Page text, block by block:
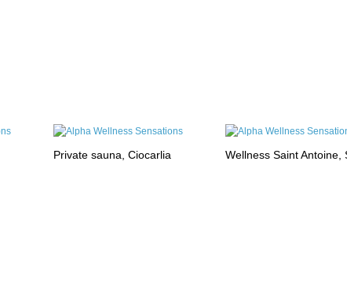
Private sauna, Ciocarlia Wellness Saint Antoine,